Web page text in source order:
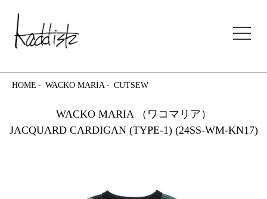
kaddish development store
HOME WACKO MARIA CUTSEW
WACKO MARIA （ワコマリア）
JACQUARD CARDIGAN (TYPE-1) (24SS-WM-KN17)